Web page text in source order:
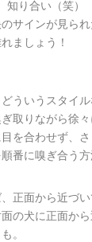
知り合い（笑）
サインが見られ
ましょう！
ういうスタイ
取りながら徐
を合わせず、
番に嗅ぎ合う方
正面から近づ
の犬に正面か
。